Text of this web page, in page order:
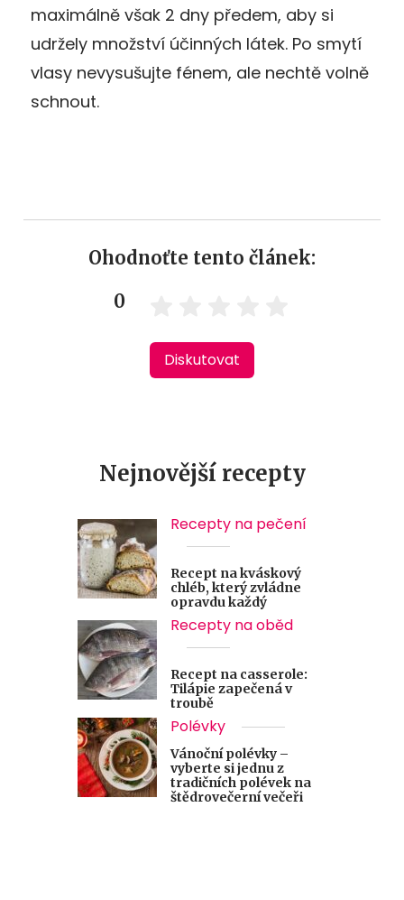
maximálně však 2 dny předem, aby si
udržely množství účinných látek. Po smytí
vlasy nevysušujte fénem, ale nechtě volně
schnout.
Ohodnoťte tento článek:
0
Diskutovat
Nejnovější recepty
Recepty na pečení
Recept na kváskový
chléb, který zvládne
opravdu každý
Recepty na oběd
Recept na casserole:
Tilápie zapečená v
troubě
Polévky
Vánoční polévky –
vyberte si jednu z
tradičních polévek na
štědrovečerní večeři